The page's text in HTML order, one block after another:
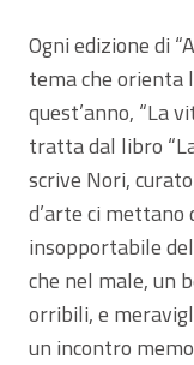
Ogni edizione di
tema che orienta
quest’anno, “La
tratta dal libro
scrive Nori,
d’arte ci
insopportabile
che nel male, un
orribili, e
un incontro